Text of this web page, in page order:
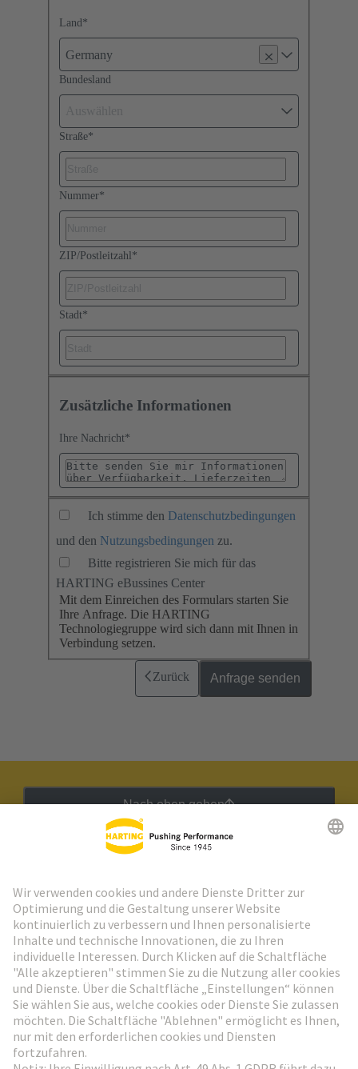
Land *
Germany
Bundesland
Straße*
Nummer*
ZIP/Postleitzahl *
Stadt*
Zusätzliche Informationen
Ihre Nachricht*
Ich stimme den Datenschutzbedingungen
und den Nutzungsbedingungen zu.
Bitte registrieren Sie mich für das
HARTING eBussines Center
Mit dem Einreichen des Formulars starten Sie
Ihre Anfrage. Die HARTING
Technologiegruppe wird sich dann mit Ihnen in
Verbindung setzen.
Zurück Anfrage senden
Nach oben gehen
Weiter zur Anmeldung
Social Media